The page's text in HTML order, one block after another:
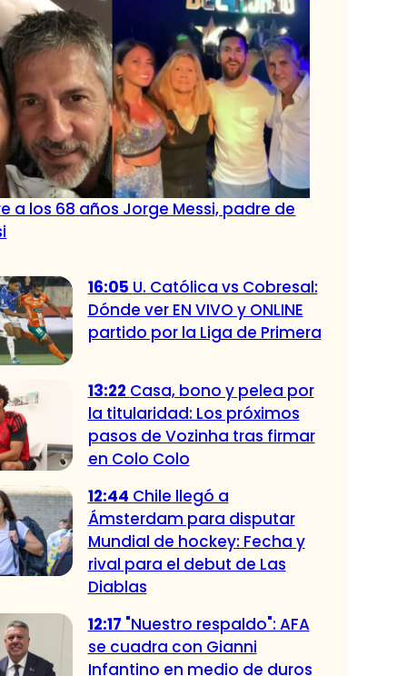
a los 68 años Jorge Messi, padre de
16:05 U. Católica vs Cobresal:
Dónde ver EN VIVO y ONLINE
partido por la Liga de Primera
13:22 Casa, bono y pelea por
la titularidad: Los próximos
pasos de Vozinha tras firmar
en Colo Colo
12:44 Chile llegó a
Ámsterdam para disputar
Mundial de hockey: Fecha y
rival para el debut de Las
Diablas
12:17 "Nuestro respaldo": AFA
se cuadra con Gianni
Infantino en medio de duros